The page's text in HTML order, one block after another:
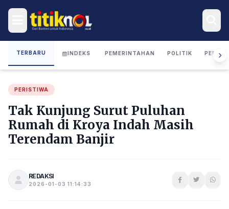
TERBARU INDEKS PEMERINTAHAN POLITIK
PERISTIWA
Tak Kunjung Surut Puluhan
Rumah di Kroya Indah Masih
Terendam Banjir
REDAKSI
2026-01-03 11:14:33